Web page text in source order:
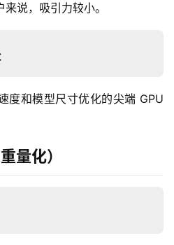
说，吸引力较小。
度和模型尺寸优化的尖端 GPU
量化）